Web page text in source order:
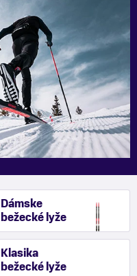
Dámske
bežecké lyže
Klasika
bežecké lyže